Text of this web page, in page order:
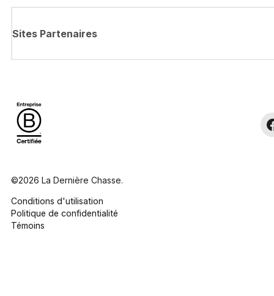
Sites Partenaires
©2026 La Dernière Chasse.
Conditions d'utilisation
Politique de confidentialité
Témoins